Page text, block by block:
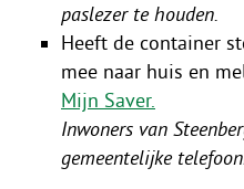
paslezer te houden.
Heeft de container
mee naar huis en
Mijn Saver.
Inwoners van
gemeentelijke